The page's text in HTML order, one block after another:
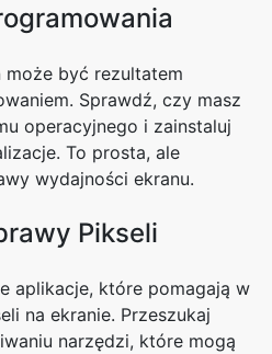
może być rezultatem
Sprawdź, czy masz
operacyjnego i zainstaluj
To prosta, ale
wydajności ekranu.
Pikseli
aplikacje, które pomagają w
na ekranie. Przeszukaj
narzędzi, które mogą